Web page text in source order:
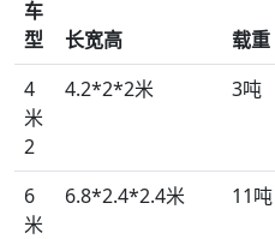
车
型
长宽高 载重
4
米
2
4.2*2*2米 3吨
6
米
6.8*2.4*2.4米 11吨